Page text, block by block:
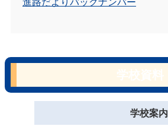
進路だよりバックナンバー
学校案内